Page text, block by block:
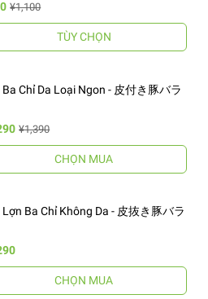
¥1,100
TÙY CHỌN
Chỉ Da Loại Ngon - 皮付き豚バラ
¥1,390
CHỌN MUA
Ba Chỉ Không Da - 皮抜き豚バラ
CHỌN MUA